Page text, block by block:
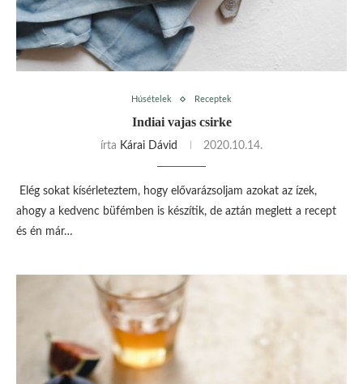
Húsételek Receptek
Indiai vajas csirke
írta Kárai Dávid 2020.10.14.
Elég sokat kísérleteztem, hogy elővarázsoljam azokat az ízek,
ahogy a kedvenc büfémben is készítik, de aztán meglett a recept
és én már…